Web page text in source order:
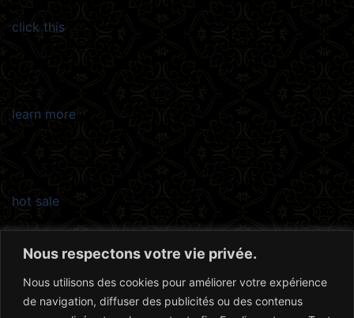
Nous respectons votre vie privée.
Nous utilisons des cookies pour améliorer votre expérience
de navigation, diffuser des publicités ou des contenus
click this
learn more
hot sale
link